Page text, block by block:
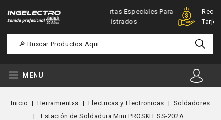
Ofertas Especiales Para
Registrados
Recibimos Todas Las
MENU
Inicio Herramientas Electricas y Electronicas
Soldadores
Estación de Soldadura Mini PROSKIT SS-202A